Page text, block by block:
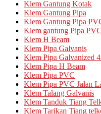
Klem Gantung Kotak
Klem Gantung Pipa
Klem Gantung Pipa
Klem gantung Pipa
Klem H Beam
Klem Pipa Galvanis
Klem Pipa Galvanized
Klem Pipa H Beam
Klem Pipa PVC
Klem Pipa PVC Jalan
Klem Talang Galvanis
Klem Tanduk Tiang
Klem Tarikan Tiang